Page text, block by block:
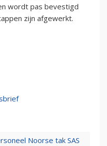
wordt pas bevestigd
zijn afgewerkt.
Noorse tak SAS